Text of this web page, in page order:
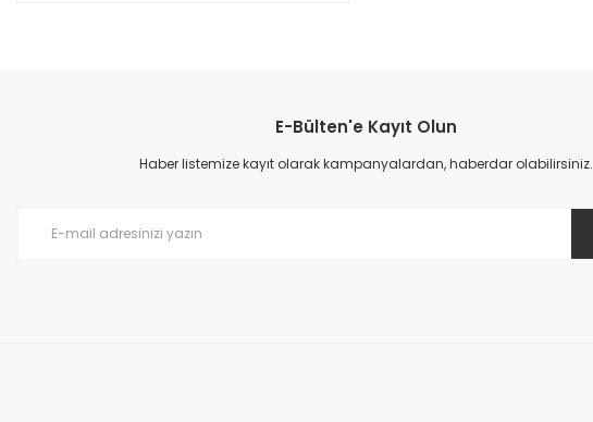
E-Bülten'e Kayıt Olun
Haber listemize kayıt olarak kampanyalardan, haberdar olabilirsiniz.